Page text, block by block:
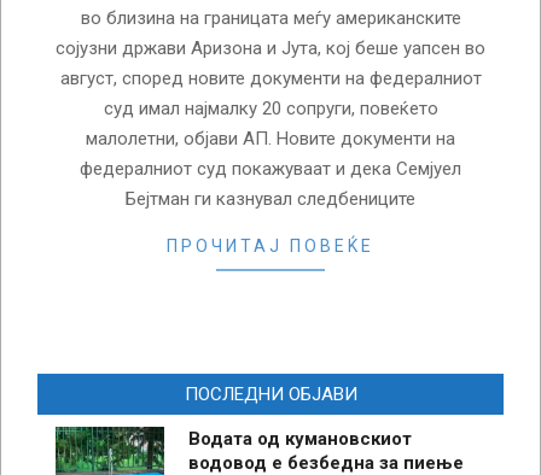
во близина на границата меѓу американските
сојузни држави Аризона и Јута, кој беше уапсен во
август, според новите документи на федералниот
суд имал најмалку 20 сопруги, повеќето
малолетни, објави АП. Новите документи на
федералниот суд покажуваат и дека Семјуел
Бејтман ги казнувал следбениците
ПРОЧИТАЈ ПОВЕЌЕ
ПОСЛЕДНИ ОБЈАВИ
Водата од кумановскиот
водовод е безбедна за пиење